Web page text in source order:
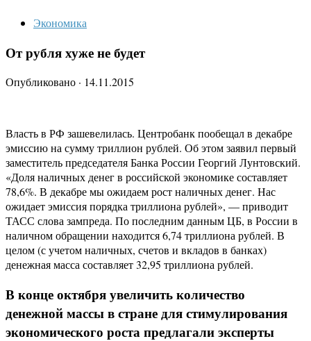
Экономика
От рубля хуже не будет
Опубликовано · 14.11.2015
Власть в РФ зашевелилась. ​Центробанк пообещал в декабре
эмиссию на сумму триллион рублей. Об этом заявил первый
заместитель председателя Банка России Георгий Лунтовский.
«Доля наличных денег в российской экономике составляет
78,6%. В декабре мы ожидаем рост наличных денег. Нас
ожидает эмиссия порядка триллиона рублей», — приводит
ТАСС слова зампреда. По последним данным ЦБ, в России в
наличном обращении находится 6,74 триллиона рублей. В
целом (с учетом наличных, счетов и вкладов в банках)
денежная масса составляет 32,95 триллиона рублей.
В конце октября увеличить количество
денежной массы в стране для стимулирования
экономического роста предлагали эксперты